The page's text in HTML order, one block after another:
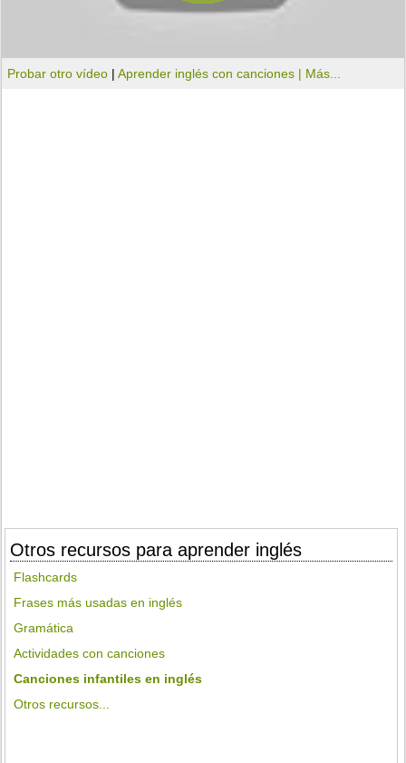
Probar otro vídeo |Aprender inglés con canciones | Más...
Otros recursos para aprender inglés
Flashcards
Frases más usadas en inglés
Gramática
Actividades con canciones
Canciones infantiles en inglés
Otros recursos...